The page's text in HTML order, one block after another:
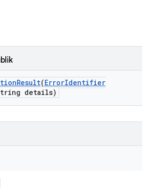
Result(ErrorIdentifier
details)